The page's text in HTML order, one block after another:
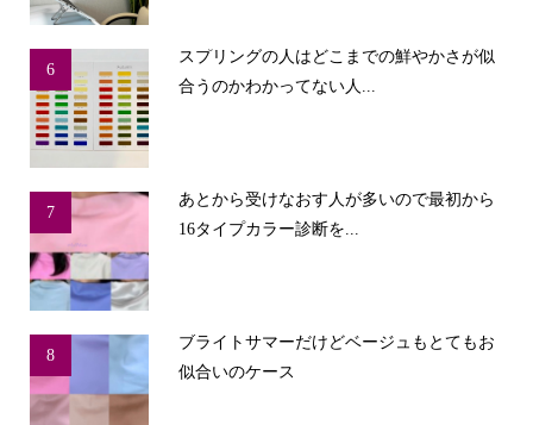
6
スプリングの人はどこまでの鮮やかさが似
合うのかわかってない人...
7
あとから受けなおす人が多いので最初から
16タイプカラー診断を...
8
ブライトサマーだけどベージュもとてもお
似合いのケース